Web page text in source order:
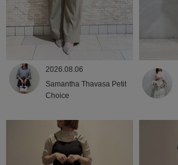
2026.08.06
Samantha Thavasa Petit
Choice